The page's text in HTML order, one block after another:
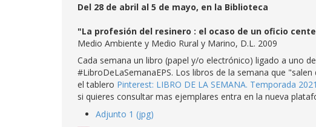
Del 28 de abril al 5 de mayo, en la Biblioteca
"La profesión del resinero : el ocaso de un oficio
Medio Ambiente y Medio Rural y Marino, D.L. 2009
Cada semana un libro (papel y/o electrónico) ligado a uno
#LibroDeLaSemanaEPS. Los libros de la semana que
el tablero Pinterest: LIBRO DE LA SEMANA. Temporada
si quieres consultar mas ejemplares entra en la nueva
Adjunto 1 (jpg)